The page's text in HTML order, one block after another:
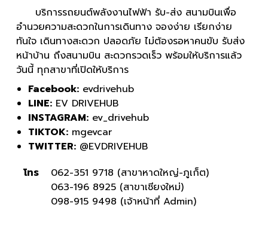
บริการรถยนต์พลังงานไฟฟ้า รับ-ส่ง สนามบินเพื่อ
อำนวยความสะดวกในการเดินทาง จองง่าย เรียกง่าย
ทันใจ เดินทางสะดวก ปลอดภัย ไม่ต้องรอหาคนขับ รับส่ง
หน้าบ้าน ถึงสนามบิน สะดวกรวดเร็ว พร้อมให้บริการแล้ว
วันนี้ ทุกสาขาที่เปิดให้บริการ
Facebook: evdrivehub
LINE: EV DRIVEHUB
INSTAGRAM: ev_drivehub
TIKTOK: mgevcar
TWITTER: @EVDRIVEHUB
โทร
062-351 9718 (สาขาหาดใหญ่-ภูเก็ต)
063-196 8925 (สาขาเชียงใหม่)
098-915 9498 (เจ้าหน้าที่ Admin)